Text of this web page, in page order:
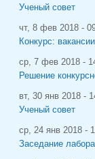
Ученый совет
чт, 8 фев 2018 -
Конкурс:
ср, 7 фев 2018 -
Решение
вт, 30 янв 2018 -
Ученый совет
ср, 24 янв 2018 -
Заседание